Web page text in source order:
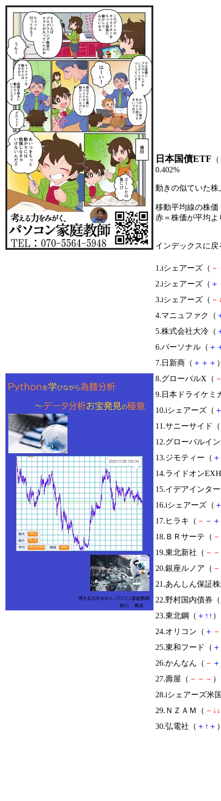
日本国債ETF （
0.402%
動きの似ていた
移動平均線の株価
赤＝株価が平均
インデックスに戻
1.iシェアーズ（ －
2.iシェアーズ（ ＋
3.iシェアーズ（ －
4.マニュファク（
5.株式会社大冷（
6.パーソナル（ ＋
7.日新商（ ＋ ＋ ＋
8.グローバルX（
9.日本ドライケミ
10.iシェアーズ（
11.サニーサイド（
12.グローバルイ
13.ジモティー（ ＋
14.ライドオン
15.イデアインタ
16.iシェアーズ（
17.ヒラキ（ － － ＋
18.ＢＲサーテ（ －
19.東北新社（ － －
20.銀座ルノア（ －
21.あんしん保証
22.野村国内債券（
23.東北鋼（ ＋ ↑ ↑
24.オリコン（ ＋ －
25.東和フード（ ＋
26.かんなん（ － ＋
27.壽屋（ － － －
28.iシェアーズ米
29.ＮＺＡＭ（ － ↓ ↓
30.弘電社（ ＋ ↑ ＋